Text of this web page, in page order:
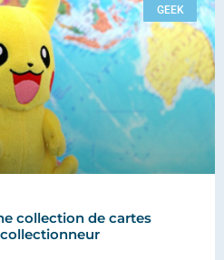
GEEK
collection de cartes